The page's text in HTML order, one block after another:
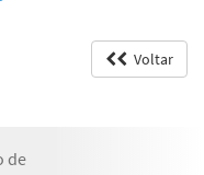
Voltar
de